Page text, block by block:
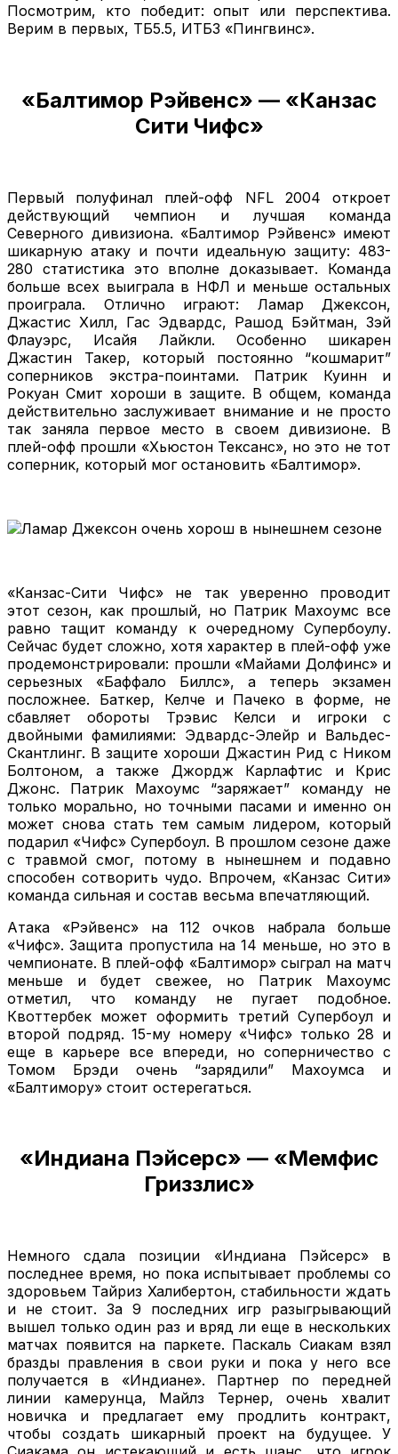
Посмотрим, кто победит: опыт или перспектива.
Верим в первых, ТБ5.5, ИТБ3 «Пингвинс».
«Балтимор Рэйвенс» — «Канзас
Сити Чифс»
Первый полуфинал плей-офф NFL 2004 откроет
действующий чемпион и лучшая команда
Северного дивизиона. «Балтимор Рэйвенс» имеют
шикарную атаку и почти идеальную защиту: 483-
280 статистика это вполне доказывает. Команда
больше всех выиграла в НФЛ и меньше остальных
проиграла. Отлично играют: Ламар Джексон,
Джастис Хилл, Гас Эдвардс, Рашод Бэйтман, Зэй
Флауэрс, Исайя Лайкли. Особенно шикарен
Джастин Такер, который постоянно “кошмарит”
соперников экстра-поинтами. Патрик Куинн и
Рокуан Смит хороши в защите. В общем, команда
действительно заслуживает внимание и не просто
так заняла первое место в своем дивизионе. В
плей-офф прошли «Хьюстон Тексанс», но это не тот
соперник, который мог остановить «Балтимор».
«Канзас-Сити Чифс» не так уверенно проводит
этот сезон, как прошлый, но Патрик Махоумс все
равно тащит команду к очередному Супербоулу.
Сейчас будет сложно, хотя характер в плей-офф уже
продемонстрировали: прошли «Майами Долфинс» и
серьезных «Баффало Биллс», а теперь экзамен
посложнее. Баткер, Келче и Пачеко в форме, не
сбавляет обороты Трэвис Келси и игроки с
двойными фамилиями: Эдвардс-Элейр и Вальдес-
Скантлинг. В защите хороши Джастин Рид с Ником
Болтоном, а также Джордж Карлафтис и Крис
Джонс. Патрик Махоумс “заряжает” команду не
только морально, но точными пасами и именно он
может снова стать тем самым лидером, который
подарил «Чифс» Супербоул. В прошлом сезоне даже
с травмой смог, потому в нынешнем и подавно
способен сотворить чудо. Впрочем, «Канзас Сити»
команда сильная и состав весьма впечатляющий.
Атака «Рэйвенс» на 112 очков набрала больше
«Чифс». Защита пропустила на 14 меньше, но это в
чемпионате. В плей-офф «Балтимор» сыграл на матч
меньше и будет свежее, но Патрик Махоумс
отметил, что команду не пугает подобное.
Квоттербек может оформить третий Супербоул и
второй подряд. 15-му номеру «Чифс» только 28 и
еще в карьере все впереди, но соперничество с
Томом Брэди очень “зарядили” Махоумса и
«Балтимору» стоит остерегаться.
«Индиана Пэйсерс» — «Мемфис
Гриззлис»
Немного сдала позиции «Индиана Пэйсерс» в
последнее время, но пока испытывает проблемы со
здоровьем Тайриз Халибертон, стабильности ждать
и не стоит. За 9 последних игр разыгрывающий
вышел только один раз и вряд ли еще в нескольких
матчах появится на паркете. Паскаль Сиакам взял
бразды правления в свои руки и пока у него все
получается в «Индиане». Партнер по передней
линии камерунца, Майлз Тернер, очень хвалит
новичка и предлагает ему продлить контракт,
чтобы создать шикарный проект на будущее. У